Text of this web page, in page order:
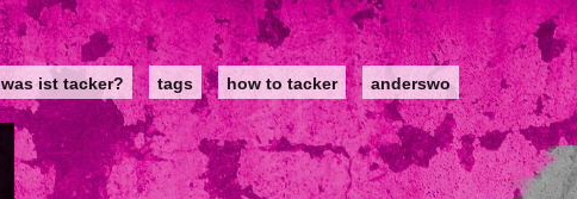
was ist tacker? tags how to tacker anderswo